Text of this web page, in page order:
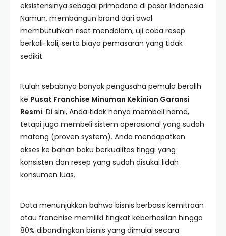
eksistensinya sebagai primadona di pasar Indonesia.
Namun, membangun brand dari awal
membutuhkan riset mendalam, uji coba resep
berkali-kali, serta biaya pemasaran yang tidak
sedikit.
Itulah sebabnya banyak pengusaha pemula beralih
ke Pusat Franchise Minuman Kekinian Garansi
Resmi. Di sini, Anda tidak hanya membeli nama,
tetapi juga membeli sistem operasional yang sudah
matang (proven system). Anda mendapatkan
akses ke bahan baku berkualitas tinggi yang
konsisten dan resep yang sudah disukai lidah
konsumen luas.
Data menunjukkan bahwa bisnis berbasis kemitraan
atau franchise memiliki tingkat keberhasilan hingga
80% dibandingkan bisnis yang dimulai secara